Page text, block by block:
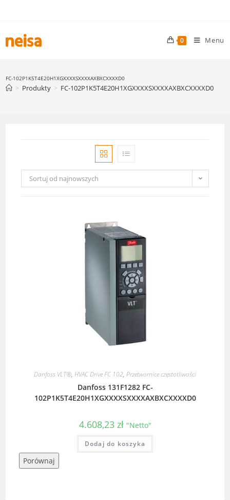
content
0 Menu
FC-102P1K5T4E20H1XGXXXXSXXXXAXBXCXXXXD0
> Produkty > FC-102P1K5T4E20H1XGXXXXSXXXXAXBXCXXXXD0
Sortuj od najnowszych
Danfoss VLT®, HVAC Drive FC 102, Przetwornice częstotliwości
Danfoss 131F1282 FC-
102P1K5T4E20H1XGXXXXSXXXXAXBXCXXXXD0
4.608,23 zł "Netto"
Dodaj do koszyka
Porównaj